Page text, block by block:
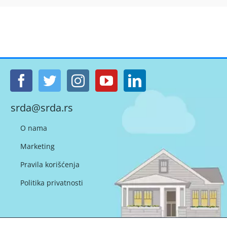
srda@srda.rs
O nama
Marketing
Pravila korišćenja
Politika privatnosti